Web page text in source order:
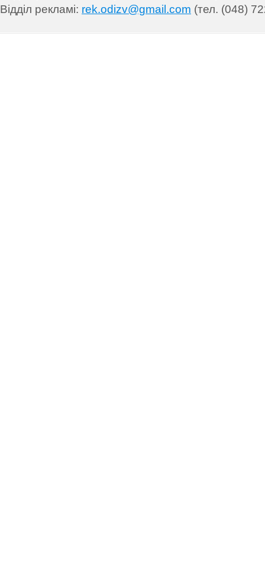
Відділ рекламі: rek.odizv@gmail.com (тел. (048)